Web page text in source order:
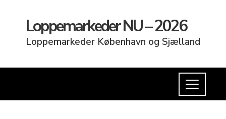
Loppemarkeder NU – 2026
Loppemarkeder København og Sjælland